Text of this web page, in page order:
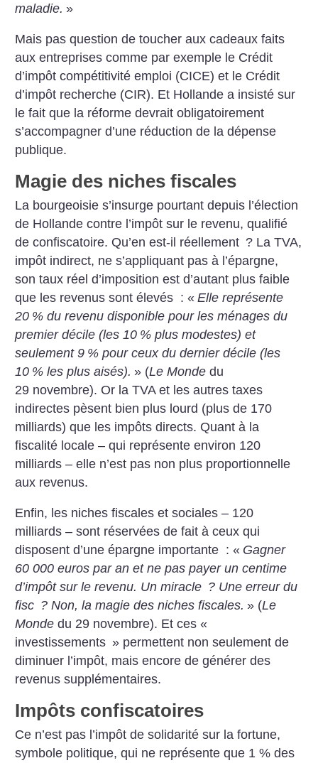
maladie. »
Mais pas question de toucher aux cadeaux faits
aux entreprises comme par exemple le Crédit
d’impôt compétitivité emploi (CICE) et le Crédit
d’impôt recherche (CIR). Et Hollande a insisté sur
le fait que la réforme devrait obligatoirement
s’accompagner d’une réduction de la dépense
publique.
Magie des niches fiscales
La bourgeoisie s’insurge pourtant depuis l’élection
de Hollande contre l’impôt sur le revenu, qualifié
de confiscatoire. Qu’en est-il réellement ? La TVA,
impôt indirect, ne s’appliquant pas à l’épargne,
son taux réel d’imposition est d’autant plus faible
que les revenus sont élevés : « Elle représente
20 % du revenu disponible pour les ménages du
premier décile (les 10 % plus modestes) et
seulement 9 % pour ceux du dernier décile (les
10 % les plus aisés). » (Le Monde du
29 novembre). Or la TVA et les autres taxes
indirectes pèsent bien plus lourd (plus de 170
milliards) que les impôts directs. Quant à la
fiscalité locale – qui représente environ 120
milliards – elle n’est pas non plus proportionnelle
aux revenus.
Enfin, les niches fiscales et sociales – 120
milliards – sont réservées de fait à ceux qui
disposent d’une épargne importante : « Gagner
60 000 euros par an et ne pas payer un centime
d’impôt sur le revenu. Un miracle ? Une erreur du
fisc ? Non, la magie des niches fiscales. » (Le
Monde du 29 novembre). Et ces «
investissements » permettent non seulement de
diminuer l’impôt, mais encore de générer des
revenus supplémentaires.
Impôts confiscatoires
Ce n’est pas l’impôt de solidarité sur la fortune,
symbole politique, qui ne représente que 1 % des